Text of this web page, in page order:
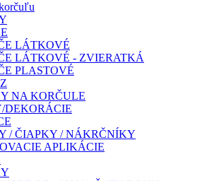
LÁTKOVÉ
LÁTKOVÉ - ZVIERATKÁ
PLASTOVÉ
NA KORČULE
DEKORÁCIE
/ ČIAPKY / NÁKRČNÍKY
APLIKÁCIE